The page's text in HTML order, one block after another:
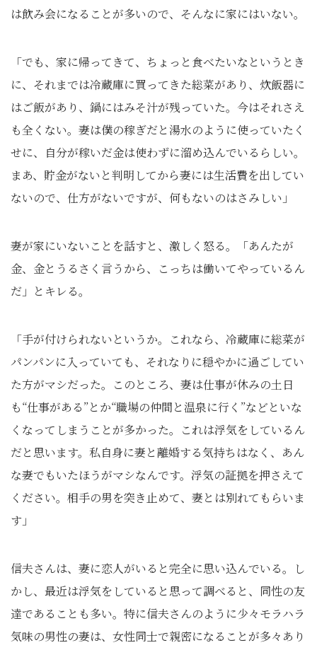
は飲み会になることが多いので、そんなに家にはいない。
「でも、家に帰ってきて、ちょっと食べたいなというとき
に、それまでは冷蔵庫に買ってきた総菜があり、炊飯器に
はご飯があり、鍋にはみそ汁が残っていた。今はそれさえ
も全くない。妻は僕の稼ぎだと湯水のように使っていたく
せに、自分が稼いだ金は使わずに溜め込んでいるらしい。
まあ、貯金がないと判明してから妻には生活費を出してい
ないので、仕方がないですが、何もないのはさみしい」
妻が家にいないことを話すと、激しく怒る。「あんたが
金、金とうるさく言うから、こっちは働いてやっているん
だ」とキレる。
「手が付けられないというか。これなら、冷蔵庫に総菜が
パンパンに入っていても、それなりに穏やかに過ごしてい
た方がマシだった。このところ、妻は仕事が休みの土日
も“仕事がある”とか“職場の仲間と温泉に行く”などといな
くなってしまうことが多かった。これは浮気をしているん
だと思います。私自身に妻と離婚する気持ちはなく、あん
な妻でもいたほうがマシなんです。浮気の証拠を押さえて
ください。相手の男を突き止めて、妻とは別れてもらいま
す」
信夫さんは、妻に恋人がいると完全に思い込んでいる。し
かし、最近は浮気をしていると思って調べると、同性の友
達であることも多い。特に信夫さんのように少々モラハラ
気味の男性の妻は、女性同士で親密になることが多々あり